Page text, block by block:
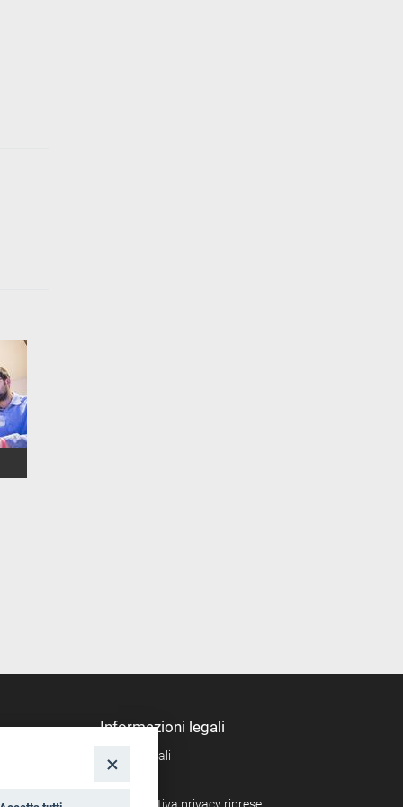
Informazioni legali
Note legali